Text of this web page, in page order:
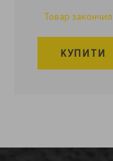
Товар
КУПИТИ